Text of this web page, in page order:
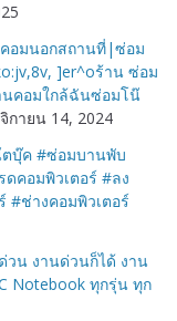
อมนอกสถานที่|ซ่อม
]er^oร้าน ซ่อม
คอมใกล้ฉันซ่อมโน๊
กายน 14, 2024
ตบุ๊ค #ซ่อมบานพับ
คอมพิวเตอร์ #ลง
#ช่างคอมพิวเตอร์
วน งานด่วนก็ได้ งาน
Notebook ทุกรุ่น ทุก